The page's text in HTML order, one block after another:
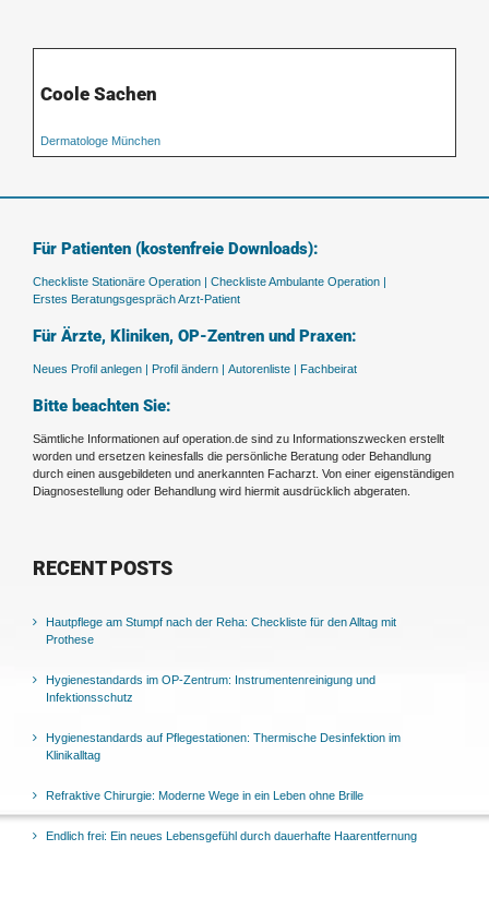
Coole Sachen
Dermatologe München
Für Patienten (kostenfreie Downloads):
Checkliste Stationäre Operation |
Checkliste Ambulante Operation |
Erstes Beratungsgespräch Arzt-Patient
Für Ärzte, Kliniken, OP-Zentren und Praxen:
Neues Profil anlegen | Profil ändern | Autorenliste | Fachbeirat
Bitte beachten Sie:
Sämtliche Informationen auf operation.de sind zu Informationszwecken erstellt
worden und ersetzen keinesfalls die persönliche Beratung oder Behandlung
durch einen ausgebildeten und anerkannten Facharzt. Von einer eigenständigen
Diagnosestellung oder Behandlung wird hiermit ausdrücklich abgeraten.
RECENT POSTS
Hautpflege am Stumpf nach der Reha: Checkliste für den Alltag mit
Prothese
Hygienestandards im OP-Zentrum: Instrumentenreinigung und
Infektionsschutz
Hygienestandards auf Pflegestationen: Thermische Desinfektion im
Klinikalltag
Refraktive Chirurgie: Moderne Wege in ein Leben ohne Brille
Endlich frei: Ein neues Lebensgefühl durch dauerhafte Haarentfernung